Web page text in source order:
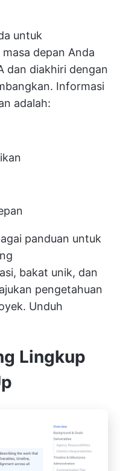
untuk
depan Anda
dan diakhiri dengan
Informasi
adalah:
panduan untuk
bakat unik, dan
pengetahuan
Unduh
Lingkup